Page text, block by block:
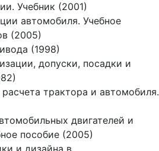
Учебник (2001)
автомобиля. Учебное
(2005)
(1998)
допуски, посадки и
трактора и автомобиля.
двигателей и
пособие (2005)
и дизайна в